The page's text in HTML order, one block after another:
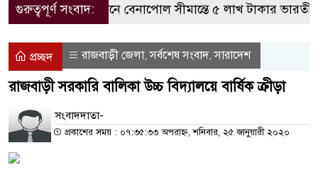
গুরুত্বপূর্ণ সংবাদ:
বিজিবির অভিযানে বেনাপোল সীমান্তে ৫ লাখ টাকার ভারতীয়
প্রচ্ছদ রাজবাড়ী জেলা,সর্বশেষ সংবাদ,সারাদেশ
রাজবাড়ী সরকারি বালিকা উচ্চ বিদ্যালয়ে বার্ষিক ক্রীড়া
সংবাদদাতা-
প্রকাশের সময় : ০৭:৩৫:৩৩ অপরাহ্ন, শনিবার, ২৫ জানুয়ারী ২০২০